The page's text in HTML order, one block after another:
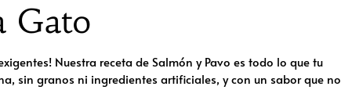
Gato
Nuestra receta de Salmón y Pavo es todo lo que tu
sin granos ni ingredientes artificiales, y con un sabor que no